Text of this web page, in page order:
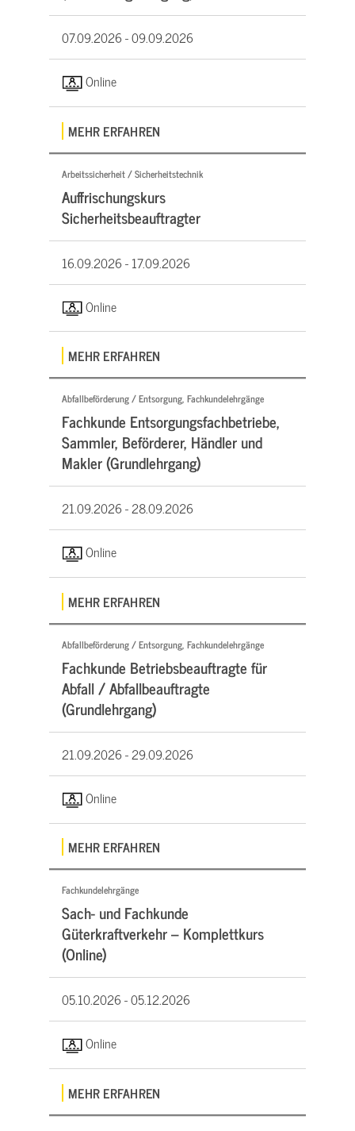
07.09.2026 -09.09.2026
Online
MEHR ERFAHREN
Arbeitssicherheit / Sicherheitstechnik
Auffrischungskurs
Sicherheitsbeauftragter
16.09.2026 -17.09.2026
Online
MEHR ERFAHREN
Abfallbeförderung / Entsorgung, Fachkundelehrgänge
Fachkunde Entsorgungsfachbetriebe,
Sammler, Beförderer, Händler und
Makler (Grundlehrgang)
21.09.2026 -28.09.2026
Online
MEHR ERFAHREN
Abfallbeförderung / Entsorgung, Fachkundelehrgänge
Fachkunde Betriebsbeauftragte für
Abfall / Abfallbeauftragte
(Grundlehrgang)
21.09.2026 -29.09.2026
Online
MEHR ERFAHREN
Fachkundelehrgänge
Sach- und Fachkunde
Güterkraftverkehr – Komplettkurs
(Online)
05.10.2026 -05.12.2026
Online
MEHR ERFAHREN